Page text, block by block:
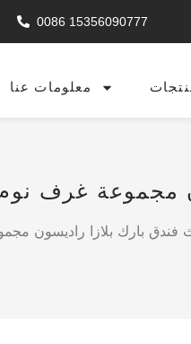
0086 15356090777
معلومات عنا
مجموعة غرف